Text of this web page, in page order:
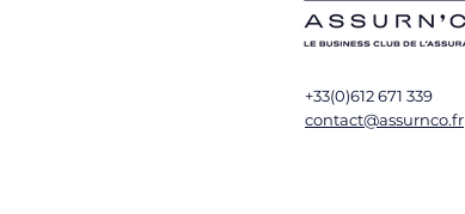
+33(0)612 671 339
contact@assurnco.fr